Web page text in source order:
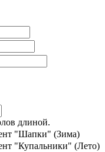
длиной.
"Шапки" (Зима)
"Купальники" (Лето)